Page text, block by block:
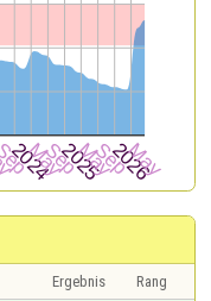
Ergebnis
Rang